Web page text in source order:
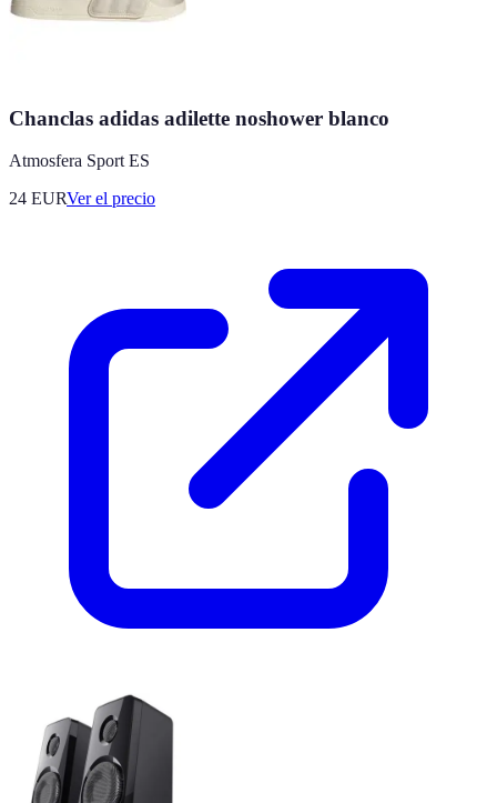
Chanclas adidas adilette noshower blanco
Atmosfera Sport ES
24 EURVer el precio